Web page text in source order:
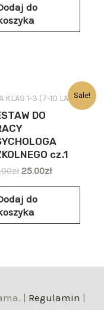
do
Sale!
KLAS 1-3 (7-10 LAT)
DO
cz.1
zł 25.00zł
do
| Regulamin |